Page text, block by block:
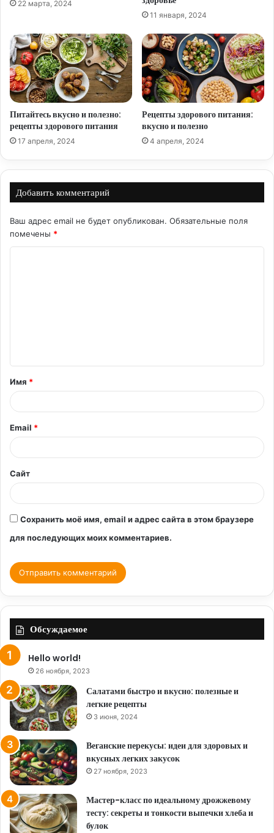
22 марта, 2024
11 января, 2024
Питайтесь вкусно и полезно:
рецепты здорового питания
17 апреля, 2024
Рецепты здорового питания:
вкусно и полезно
4 апреля, 2024
Добавить комментарий
Ваш адрес email не будет опубликован. Обязательные поля
помечены *
т
а
р
й
*
Имя *
Email *
Сайт
Сохранить моё имя, email и адрес сайта в этом браузере
для последующих моих комментариев.
Обсуждаемое
Hello world!
26 ноября, 2023
Салатами быстро и вкусно: полезные и
легкие рецепты
3 июня, 2024
Веганские перекусы: идеи для здоровых и
вкусных легких закусок
27 ноября, 2023
Мастер-класс по идеальному дрожжевому
тесту: секреты и тонкости выпечки хлеба и
булок